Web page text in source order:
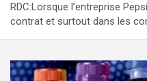
RDC:Lorsque l’entreprise
contrat et surtout dans les